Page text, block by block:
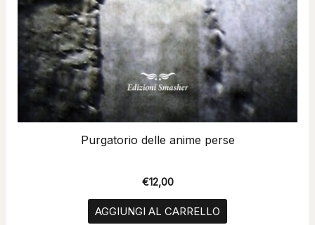
Purgatorio delle anime perse
€12,00
AGGIUNGI AL CARRELLO